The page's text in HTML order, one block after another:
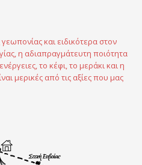
και ειδικότερα στον
η αδιαπραγμάτευτη ποιότητα
το κέφι, το μεράκι και η
μερικές από τις αξίες που μας